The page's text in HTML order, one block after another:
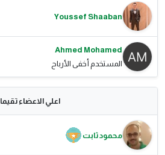
Youssef Shaaban
Ahmed Mohamed
المستخدم أخفى الأرباح
اعلي الاعضاء تقيما
محمود ثابت